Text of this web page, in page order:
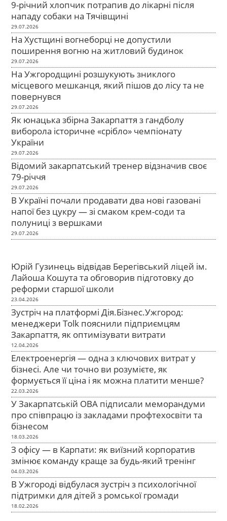
9-річний хлопчик потрапив до лікарні після
нападу собаки на Тячівщині
29.07.2026
На Хустщині вогнеборці не допустили
поширення вогню на житловий будинок
29.07.2026
На Ужгородщині розшукують зниклого
місцевого мешканця, який пішов до лісу та не
повернувся
29.07.2026
Як юнацька збірна Закарпаття з гандболу
виборола історичне «срібло» чемпіонату
України
29.07.2026
Відомий закарпатський тренер відзначив своє
79-річчя
29.07.2026
В Україні почали продавати два нові газовані
напої без цукру — зі смаком крем-соди та
полуниці з вершками
29.07.2026
Юрій Гузинець відвідав Берегівський ліцей ім.
Лайоша Кошута та обговорив підготовку до
реформи старшої школи
23.04.2026
Зустріч на платформі Дія.Бізнес.Ужгород:
менеджери Tolk пояснили підприємцям
Закарпаття, як оптимізувати витрати
12.04.2026
Електроенергія — одна з ключових витрат у
бізнесі. Але чи точно ви розумієте, як
формується її ціна і як можна платити менше?
22.03.2026
У Закарпатській ОВА підписали меморандуми
про співпрацю із закладами профтехосвіти та
бізнесом
18.03.2026
З офісу — в Карпати: як виїзний корпоратив
змінює команду краще за будь-який тренінг
04.03.2026
В Ужгороді відбулася зустріч з психологічної
підтримки для дітей з ромської громади
18.02.2026